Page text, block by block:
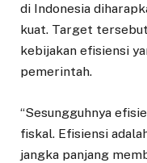
di Indonesia
kuat. Target
kebijakan efisiensi
pemerintah.
“Sesungguhnya
fiskal. Efisiensi
jangka panjang